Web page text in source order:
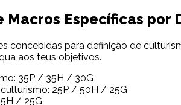
Macros Específicas por
concebidas para definição de
aos teus objetivos.
35P / 35H / 30G
25P / 50H / 25G
/ 25G